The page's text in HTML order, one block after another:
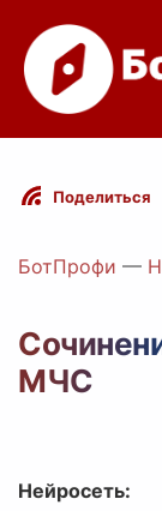
Режимы
Цены
Поделиться
БотПрофи —
МЧС
Нейросеть: